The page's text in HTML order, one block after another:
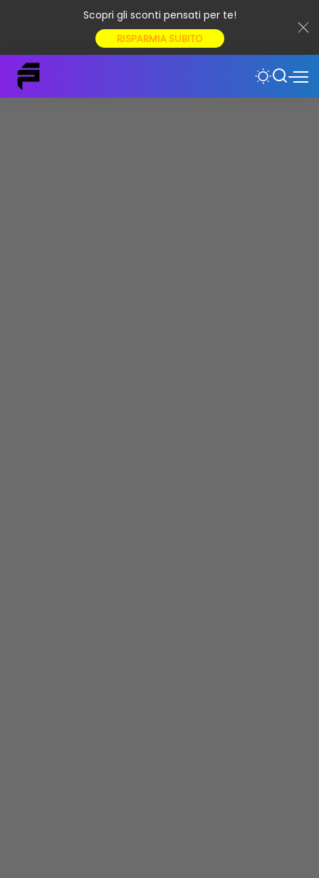
Scopri gli sconti pensati per te!
RISPARMIA SUBITO